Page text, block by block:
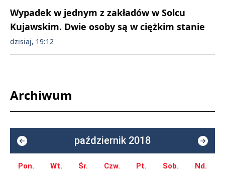
Wypadek w jednym z zakładów w Solcu
Kujawskim. Dwie osoby są w ciężkim stanie
dzisiaj, 19:12
Archiwum
październik 2018
Pon. Wt. Śr. Czw. Pt. Sob. Nd.